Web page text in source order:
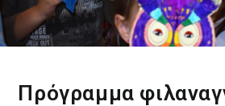
Πρόγραμμα